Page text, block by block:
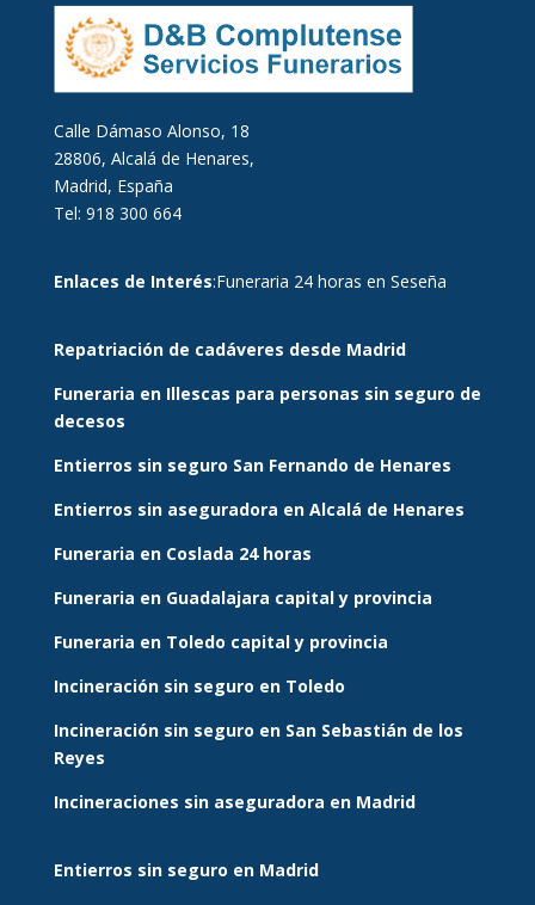
Calle Dámaso Alonso, 18
28806, Alcalá de Henares,
Madrid, España
Tel: 918 300 664
Enlaces de Interés:Funeraria 24 horas en Seseña
Repatriación de cadáveres desde Madrid
Funeraria en Illescas para personas sin seguro de
decesos
Entierros sin seguro San Fernando de Henares
Entierros sin aseguradora en Alcalá de Henares
Funeraria en Coslada 24 horas
Funeraria en Guadalajara capital y provincia
Funeraria en Toledo capital y provincia
Incineración sin seguro en Toledo
Incineración sin seguro en San Sebastián de los
Reyes
Incineraciones sin aseguradora en Madrid
Entierros sin seguro en Madrid